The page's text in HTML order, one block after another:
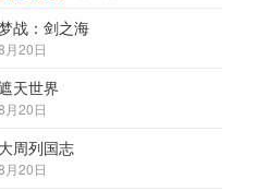
战：剑之海
月20日
天世界
月20日
大周列国志
月20日